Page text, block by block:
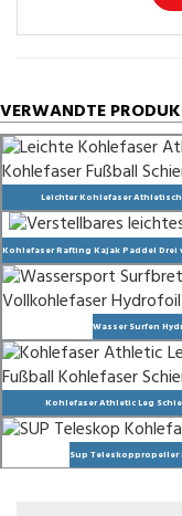
VERWANDTE
Leichter Kohlefaser
Kohlefaser Rafting Kajak Paddel
Wasser Surfen
Kohlefaser Athletic Leg
Sup